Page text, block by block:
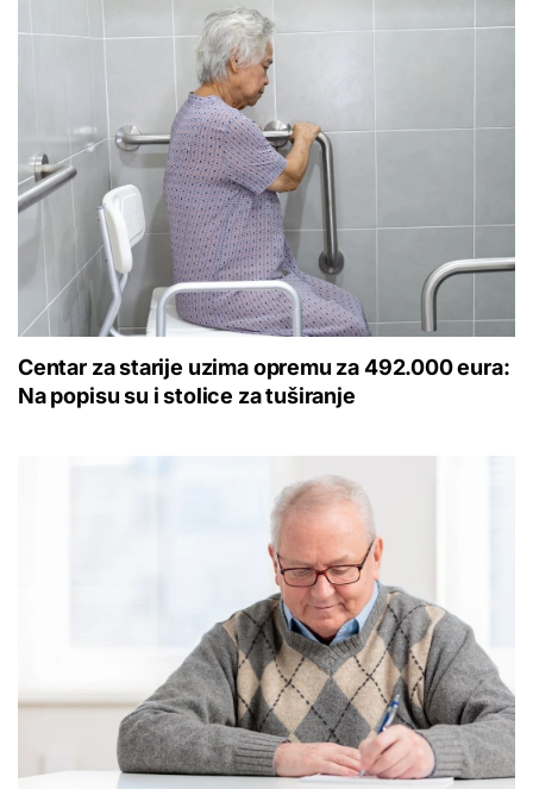
Centar za starije uzima opremu za 492.000 eura:
Na popisu su i stolice za tuširanje